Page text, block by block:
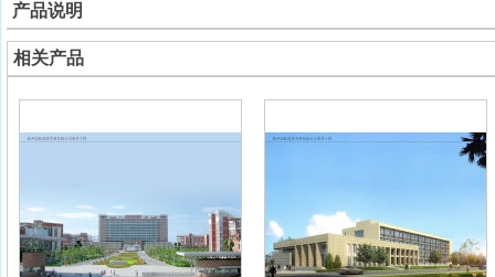
产品说明
相关产品